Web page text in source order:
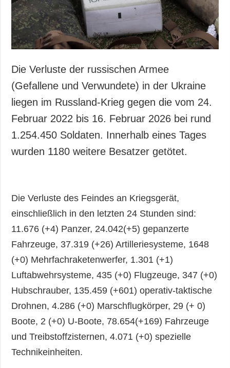
Die Verluste der russischen Armee
(Gefallene und Verwundete) in der Ukraine
liegen im Russland-Krieg gegen die vom 24.
Februar 2022 bis 16. Februar 2026 bei rund
1.254.450 Soldaten. Innerhalb eines Tages
wurden 1180 weitere Besatzer getötet.
Die Verluste des Feindes an Kriegsgerät,
einschließlich in den letzten 24 Stunden sind:
11.676 (+4) Panzer, 24.042(+5) gepanzerte
Fahrzeuge, 37.319 (+26) Artilleriesysteme, 1648
(+0) Mehrfachraketenwerfer, 1.301 (+1)
Luftabwehrsysteme, 435 (+0) Flugzeuge, 347 (+0)
Hubschrauber, 135.459 (+601) operativ-taktische
Drohnen, 4.286 (+0) Marschflugkörper, 29 (+ 0)
Boote, 2 (+0) U-Boote, 78.654(+169) Fahrzeuge
und Treibstoffzisternen, 4.071 (+0) spezielle
Technikeinheiten.